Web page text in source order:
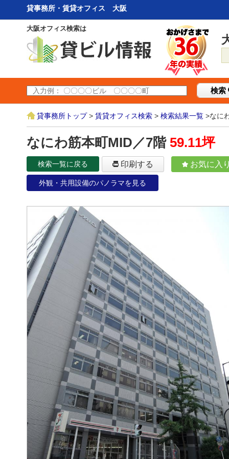
貸事務所・賃貸オフィス 大阪
大阪オフィス検索は
検索
貸事務所トップ> 賃貸オフィス検索 > 検索結果一覧 >なに
なにわ筋本町MID／7階 59.11坪
検索一覧に戻る 印刷する お気に入
外観・共用設備のパノラマを見る